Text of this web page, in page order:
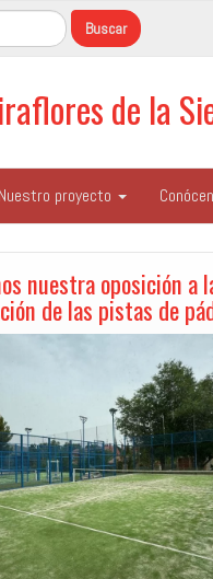
de la
Nuestro proyecto
nuestra oposición a
de las pistas de